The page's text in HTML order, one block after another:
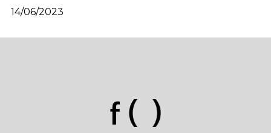
14/06/2023